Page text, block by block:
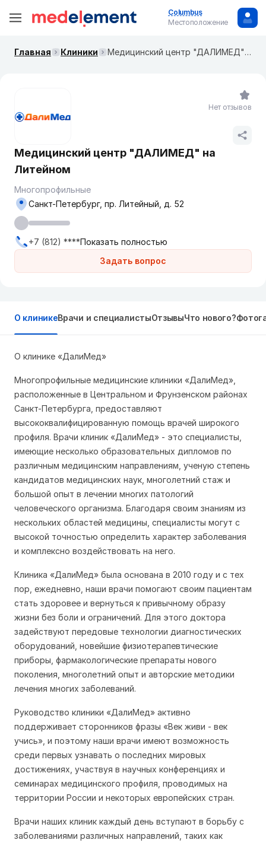
Columbus
Местоположение
Главная Клиники Медицинский центр "ДАЛИМЕД" на Литейном
Медицинский центр "ДАЛИМЕД" на
Литейном
Многопрофильные
Задать вопрос
Санкт-Петербург, пр. Литейный, д. 52
+7 (812) ****Показать полностью
Нет отзывов
О клиникеВрачи и специалистыОтзывыЧто нового?
О клинике «ДалиМед»
Многопрофильные медицинские клиники «ДалиМед»,
расположенные в Центральном и Фрунзенском районах
Санкт-Петербурга, предоставляют
высококвалифицированную помощь врачей широкого
профиля. Врачи клиник «ДалиМед» - это специалисты,
имеющие несколько образовательных дипломов по
различным медицинским направлениям, ученую степень
кандидатов медицинских наук, многолетний стаж и
большой опыт в лечении многих патологий
человеческого организма. Благодаря своим знаниям из
нескольких областей медицины, специалисты могут с
высокой точностью определить характер заболевания
и комплексно воздействовать на него.
Клиника «ДалиМед» была основана в 2010 году и с тех
пор, ежедневно, наши врачи помогают своим пациентам
стать здоровее и вернуться к привычному образу
жизни без боли и ограничений. Для этого доктора
задействуют передовые технологии диагностических
оборудований, новейшие физиотерапевтические
приборы, фармакологические препараты нового
поколения, многолетний опыт и авторские методики
лечения многих заболеваний.
Руководство клиники «ДалиМед» активно
поддерживает сторонников фразы «Век живи - век
учись», и поэтому наши врачи имеют возможность
среди первых узнавать о последних мировых
достижениях, участвуя в научных конференциях и
семинарах медицинского профиля, проводимых на
территории России и некоторых европейских стран.
Врачи наших клиник каждый день вступают в борьбу с
заболеваниями различных направлений, таких как